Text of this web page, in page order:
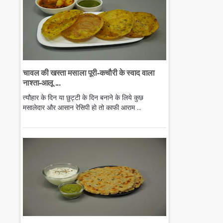
चावल की खस्ता मसाला पूरी-कचौरी के स्वाद वाला
नाश्ता-आलू ...
त्यौहार के दिन या छुट्टी के दिन बनाने के लिये कुछ
मसालेदार और आसान रेसिपी हो तो काफी आराम ...